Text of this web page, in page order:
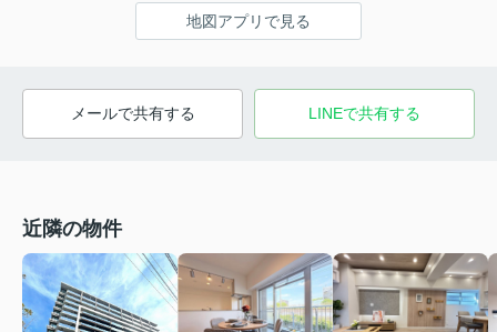
地図アプリで見る
メールで共有する LINEで共有する
近隣の物件